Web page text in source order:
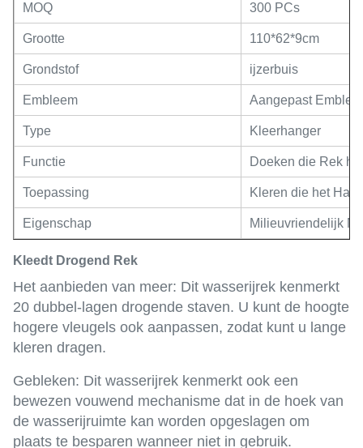
MOQ 300 PCs
Grootte 110*62*9cm
Grondstof ijzerbuis
Embleem Aangepast
Type Kleerhanger
Functie Doeken die Rek
Toepassing Kleren die het
Eigenschap Milieuvriendelijk
Kleedt Drogend Rek
Het aanbieden van meer: Dit wasserijrek kenmerkt
20 dubbel-lagen drogende staven. U kunt de hoogte
hogere vleugels ook aanpassen, zodat kunt u lange
kleren dragen.
Gebleken: Dit wasserijrek kenmerkt ook een
bewezen vouwend mechanisme dat in de hoek van
de wasserijruimte kan worden opgeslagen om
plaats te besparen wanneer niet in gebruik.